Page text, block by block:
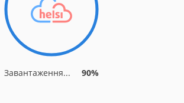
Завантаження... 90%